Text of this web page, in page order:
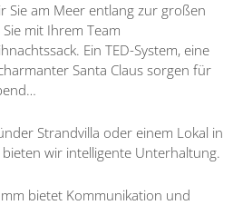
Sie am Meer entlang zur großen
mit Ihrem Team
Ein TED-System, eine
Santa Claus sorgen für
Strandvilla oder einem Lokal in
wir intelligente Unterhaltung.
bietet Kommunikation und